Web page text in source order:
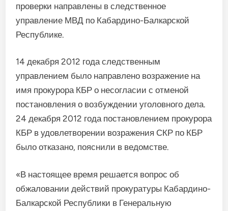
проверки направлены в следственное
управление МВД по Кабардино-Балкарской
Республике.
14 декабря 2012 года следственным
управлением было направлено возражение на
имя прокурора КБР о несогласии с отменой
постановления о возбуждении уголовного дела.
24 декабря 2012 года постановлением прокурора
КБР в удовлетворении возражения СКР по КБР
было отказано, пояснили в ведомстве.
«В настоящее время решается вопрос об
обжаловании действий прокуратуры Кабардино-
Балкарской Республики в Генеральную